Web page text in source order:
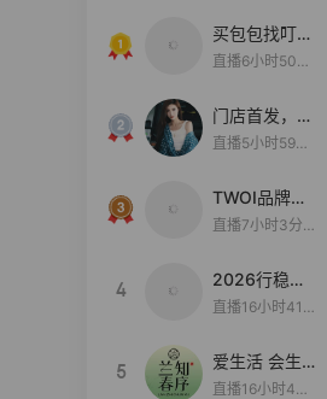
买包包找叮
当,一折购！
直播6小时50分
门店首发，秋
款大上新！！
直播5小时59分
TWOI品牌直
播间新款上
直播7小时3分5
4
2026行稳致
远
直播16小时41
5
爱生活 会生
活
直播16小时45